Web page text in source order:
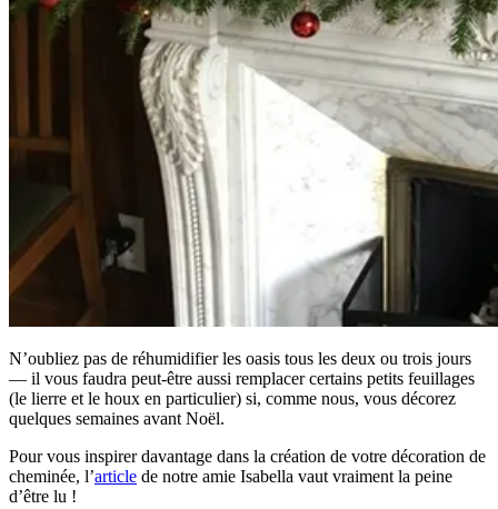
N’oubliez pas de réhumidifier les oasis tous les deux ou trois jours
— il vous faudra peut-être aussi remplacer certains petits feuillages
(le lierre et le houx en particulier) si, comme nous, vous décorez
quelques semaines avant Noël.
Pour vous inspirer davantage dans la création de votre décoration de
cheminée, l’article de notre amie Isabella vaut vraiment la peine
d’être lu !